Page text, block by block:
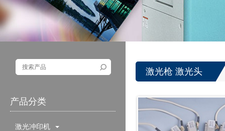
产品分类
激光冲印机
激光枪 激光头